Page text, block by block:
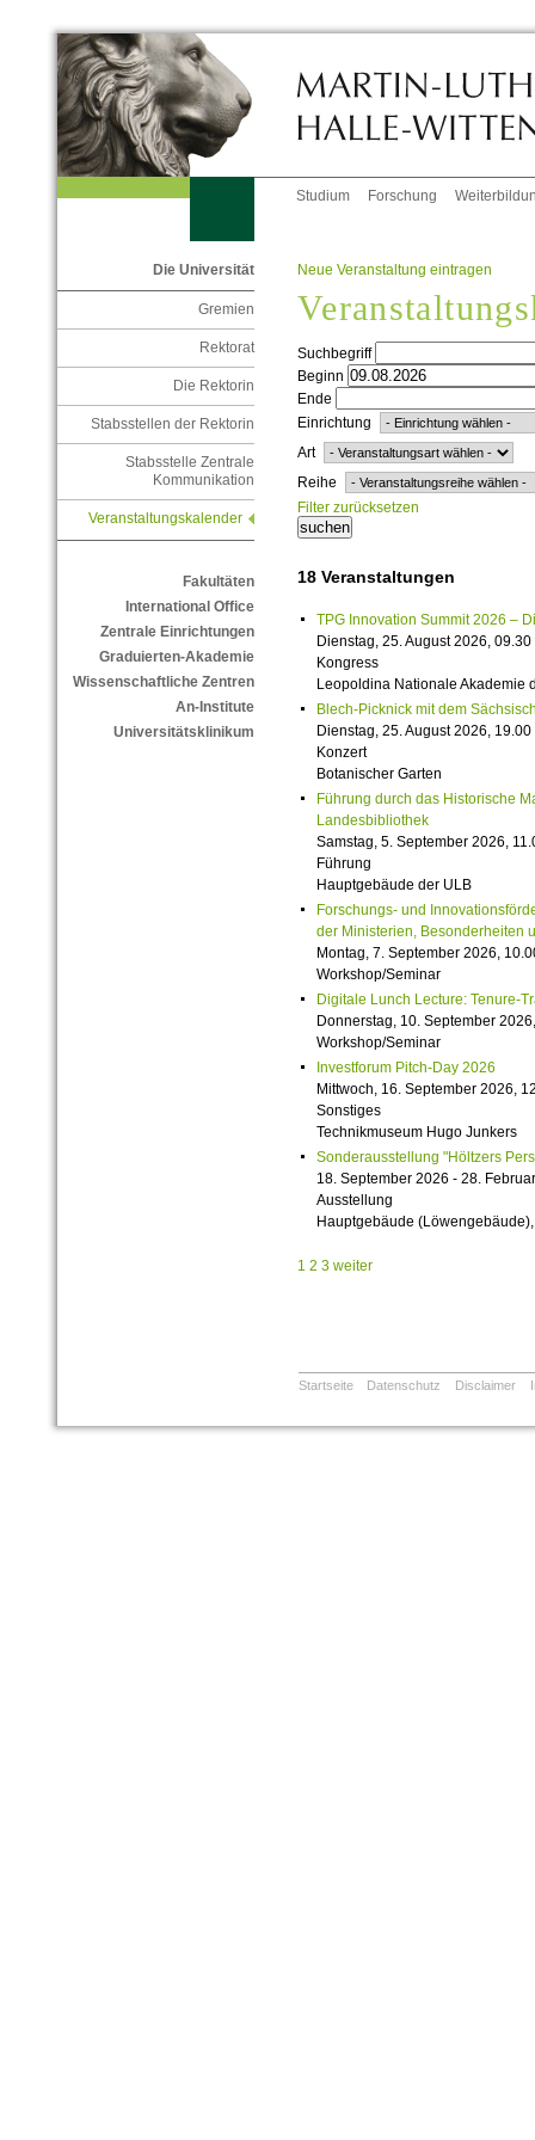
Studium Forschung
Die Universität
Gremien
Rektorat
Die Rektorin
Stabsstellen der Rektorin
Stabsstelle Zentrale
Kommunikation
Veranstaltungskalender
Fakultäten
International Office
Zentrale Einrichtungen
Graduierten-Akademie
Wissenschaftliche Zentren
An-Institute
Universitätsklinikum
Neue Veranstaltung eintragen
Suchbegriff
Beginn
Ende
Einrichtung
Art
Reihe
Filter zurücksetzen
18 Veranstaltungen
TPG Innovation Summit 2026 –
Dienstag, 25. August 2026,
Kongress
Leopoldina Nationale Akademie
Blech-Picknick mit dem
Dienstag, 25. August 2026,
Konzert
Botanischer Garten
Führung durch das Historische
Landesbibliothek
Samstag, 5. September 2026,
Führung
Hauptgebäude der ULB
Forschungs- und
der Ministerien, Besonderheiten
Montag, 7. September 2026,
Workshop/Seminar
Digitale Lunch Lecture: Tenure-
Donnerstag, 10. September
Workshop/Seminar
Investforum Pitch-Day 2026
Mittwoch, 16. September 2026,
Sonstiges
Technikmuseum Hugo Junkers
Sonderausstellung "Höltzers
18. September 2026 - 28.
Ausstellung
Hauptgebäude
1 2 3 weiter
Startseite Datenschutz Disclaimer